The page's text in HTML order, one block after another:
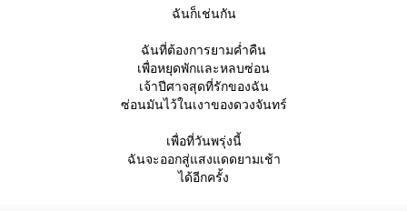
ฉันก็เช่นกัน
ฉันที่ต้องการยามค่ำคืน
เพื่อหยุดพักและหลบซ่อน
เจ้าปีศาจสุดที่รักของฉัน
ซ่อนมันไว้ในเงาของดวงจันทร์
เพื่อที่วันพรุ่งนี้
ฉันจะออกสู่แสงแดดยามเช้า
ได้อีกครั้ง